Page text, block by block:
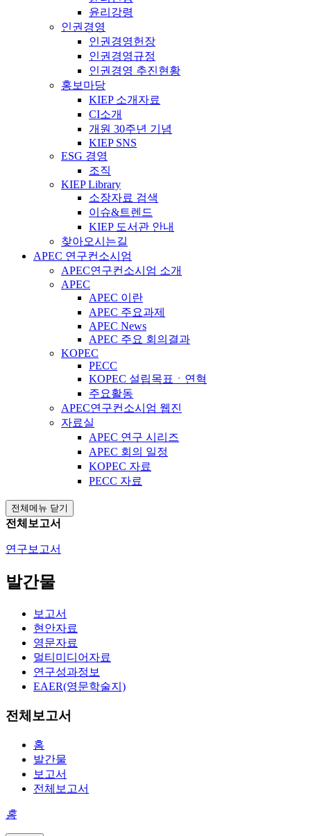
윤리강령
인권경영
인권경영헌장
인권경영규정
인권경영 추진현황
홍보마당
KIEP 소개자료
CI소개
개원 30주년 기념
KIEP SNS
ESG 경영
조직
KIEP Library
소장자료 검색
이슈&트렌드
KIEP 도서관 안내
찾아오시는길
APEC 연구컨소시엄
APEC연구컨소시엄 소개
APEC
APEC 이란
APEC 주요과제
APEC News
APEC 주요 회의결과
KOPEC
PECC
KOPEC 설립목표ㆍ연혁
주요활동
APEC연구컨소시엄 웹진
자료실
APEC 연구 시리즈
APEC 회의 일정
KOPEC 자료
PECC 자료
전체메뉴 닫기
전체보고서
연구보고서
발간물
보고서
현안자료
영문자료
멀티미디어자료
연구성과정보
EAER(영문학술지)
전체보고서
홈
발간물
보고서
전체보고서
홈